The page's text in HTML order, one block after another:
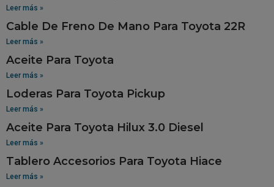
Leer más »
Cable De Freno De Mano Para Toyota 22R
Leer más »
Aceite Para Toyota
Leer más »
Loderas Para Toyota Pickup
Leer más »
Aceite Para Toyota Hilux 3.0 Diesel
Leer más »
Tablero Accesorios Para Toyota Hiace
Leer más »